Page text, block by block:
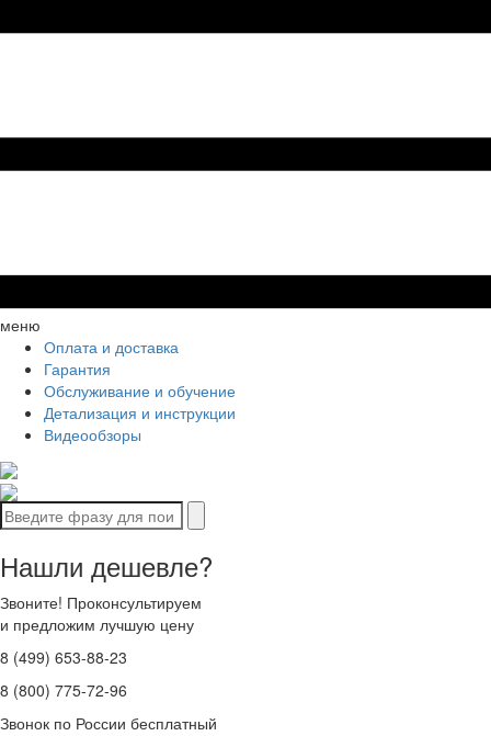
меню
Оплата и доставка
Гарантия
Обслуживание и обучение
Детализация и инструкции
Видеообзоры
Нашли дешевле?
Звоните! Проконсультируем
и предложим лучшую цену
8 (499) 653-88-23
8 (800) 775-72-96
Звонок по России бесплатный